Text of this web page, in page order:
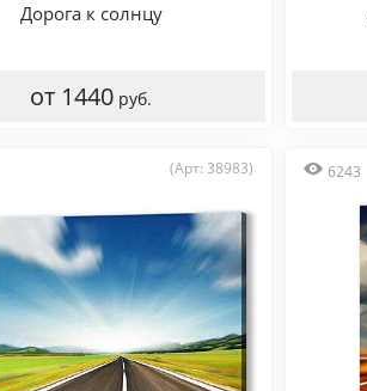
Дорога к солнцу
от 1440 руб.
(Арт: 38983) 6243